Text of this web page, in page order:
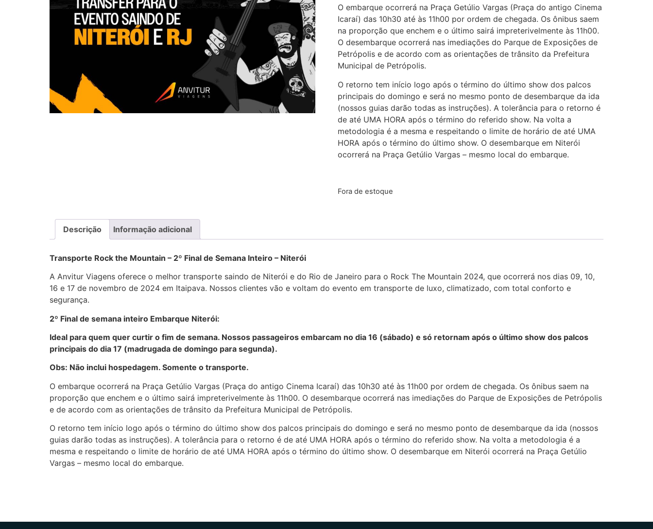
O embarque ocorrerá na Praça Getúlio Vargas (Praça do antigo Cinema
Icaraí) das 10h30 até às 11h00 por ordem de chegada. Os ônibus saem
na proporção que enchem e o último sairá impreterivelmente às 11h00.
O desembarque ocorrerá nas imediações do Parque de Exposições de
Petrópolis e de acordo com as orientações de trânsito da Prefeitura
Municipal de Petrópolis.
O retorno tem início logo após o término do último show dos palcos
principais do domingo e será no mesmo ponto de desembarque da ida
(nossos guias darão todas as instruções). A tolerância para o retorno é
de até UMA HORA após o término do referido show. Na volta a
metodologia é a mesma e respeitando o limite de horário de até UMA
HORA após o término do último show. O desembarque em Niterói
ocorrerá na Praça Getúlio Vargas – mesmo local do embarque.
Fora de estoque
Descrição Informação adicional
Transporte Rock the Mountain – 2º Final de Semana Inteiro – Niterói
A Anvitur Viagens oferece o melhor transporte saindo de Niterói e do Rio de Janeiro para o Rock The Mountain 2024, que ocorrerá nos dias 09, 10,
16 e 17 de novembro de 2024 em Itaipava. Nossos clientes vão e voltam do evento em transporte de luxo, climatizado, com total conforto e
segurança.
2º Final de semana inteiro Embarque Niterói:
Ideal para quem quer curtir o fim de semana. Nossos passageiros embarcam no dia 16 (sábado) e só retornam após o último show dos palcos
principais do dia 17 (madrugada de domingo para segunda).
Obs: Não inclui hospedagem. Somente o transporte.
O embarque ocorrerá na Praça Getúlio Vargas (Praça do antigo Cinema Icaraí) das 10h30 até às 11h00 por ordem de chegada. Os ônibus saem na
proporção que enchem e o último sairá impreterivelmente às 11h00. O desembarque ocorrerá nas imediações do Parque de Exposições de Petrópolis
e de acordo com as orientações de trânsito da Prefeitura Municipal de Petrópolis.
O retorno tem início logo após o término do último show dos palcos principais do domingo e será no mesmo ponto de desembarque da ida (nossos
guias darão todas as instruções). A tolerância para o retorno é de até UMA HORA após o término do referido show. Na volta a metodologia é a
mesma e respeitando o limite de horário de até UMA HORA após o término do último show. O desembarque em Niterói ocorrerá na Praça Getúlio
Vargas – mesmo local do embarque.